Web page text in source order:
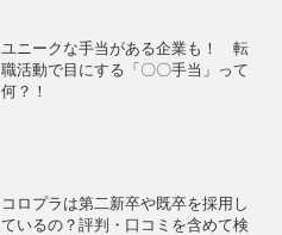
ユニークな手当がある企業も！ 転
職活動で目にする「〇〇手当」って
何？！
コロプラは第二新卒や既卒を採用し
ているの？評判・口コミを含めて検